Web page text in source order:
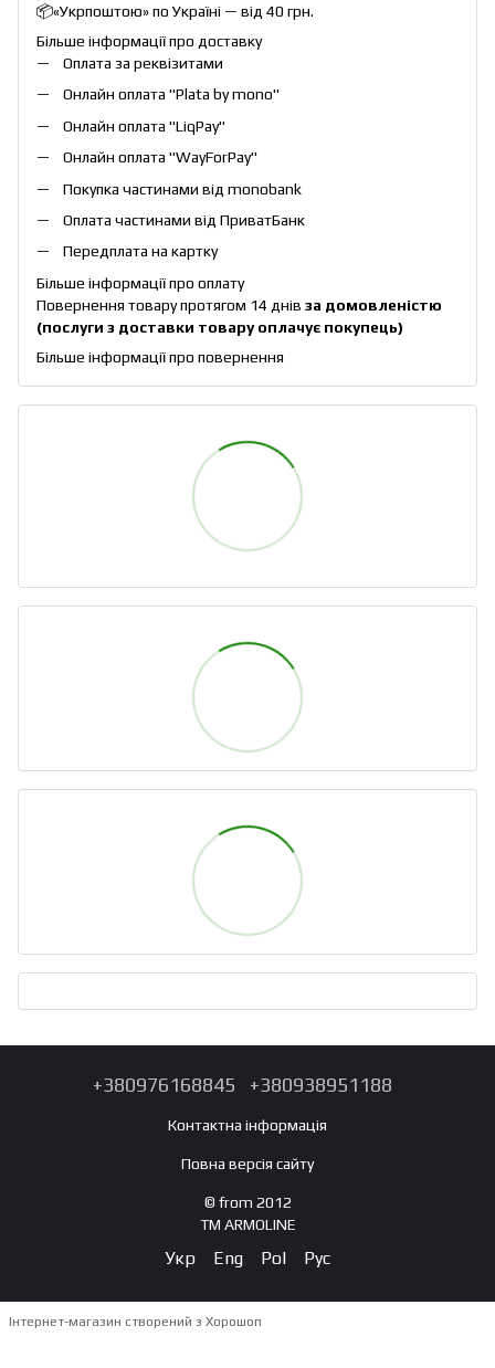
📦«Укрпоштою» по Україні — від 40 грн.
Більше інформації про доставку
Оплата за реквізитами
Онлайн оплата "Plata by mono"
Онлайн оплата "LiqPay"
Онлайн оплата "WayForPay"
Покупка частинами від monobank
Оплата частинами від ПриватБанк
Передплата на картку
Більше інформації про оплату
Повернення товару протягом 14 днів за домовленістю
(послуги з доставки товару оплачує покупець)
Більше інформації про повернення
+380976168845 +380938951188
Контактна інформація
Повна версія сайту
© from 2012
TM ARMOLINE
Укр Eng Pol Рус
Інтернет-магазин створений з Хорошоп